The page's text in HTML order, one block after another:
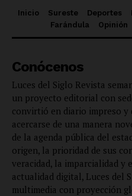
Inicio Sureste Deportes
Farándula
Opinión
Conócenos
Luces del Siglo Revista
un proyecto editorial con
convirtió en diario impreso y
acercarse de una manera
de la agenda pública del
origen, la prioridad de sus
veracidad, la imparcialidad y
actualidad digital, Luces del
multimedia con proyección